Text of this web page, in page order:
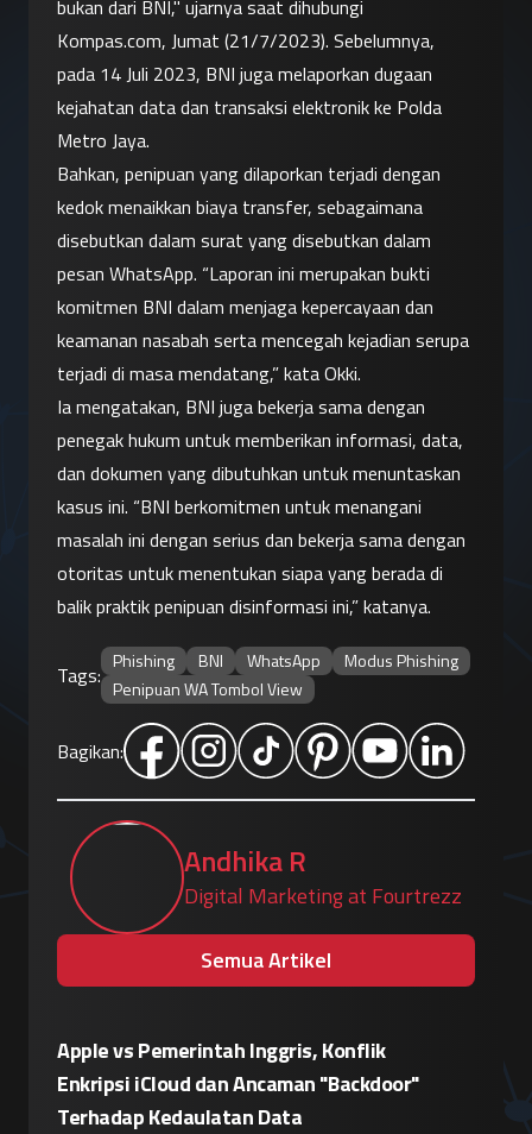
bukan dari BNI," ujarnya saat dihubungi
Kompas.com, Jumat (21/7/2023). Sebelumnya,
pada 14 Juli 2023, BNI juga melaporkan dugaan
kejahatan data dan transaksi elektronik ke Polda
Metro Jaya.
Bahkan, penipuan yang dilaporkan terjadi dengan
kedok menaikkan biaya transfer, sebagaimana
disebutkan dalam surat yang disebutkan dalam
pesan WhatsApp. “Laporan ini merupakan bukti
komitmen BNI dalam menjaga kepercayaan dan
keamanan nasabah serta mencegah kejadian serupa
terjadi di masa mendatang,” kata Okki.
Ia mengatakan, BNI juga bekerja sama dengan
penegak hukum untuk memberikan informasi, data,
dan dokumen yang dibutuhkan untuk menuntaskan
kasus ini. “BNI berkomitmen untuk menangani
masalah ini dengan serius dan bekerja sama dengan
otoritas untuk menentukan siapa yang berada di
balik praktik penipuan disinformasi ini,” katanya.
Tags:
Phishing BNI WhatsApp
Modus Phishing
Penipuan WA Tombol View
Bagikan:
Andhika R
Digital Marketing at Fourtrezz
Semua Artikel
Eskalasi Perang Teknologi, China
Siapkan Retaliasi Terhadap Kebijakan
Pemblokiran Robot dan Inverter oleh AS